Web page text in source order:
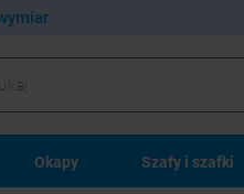
Okapy Szafy i szafki